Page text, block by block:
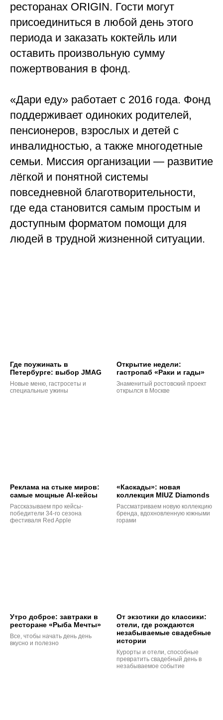
ресторанах ORIGIN. Гости могут
присоединиться в любой день этого
периода и заказать коктейль или
оставить произвольную сумму
пожертвования в фонд.
«Дари еду» работает с 2016 года. Фонд
поддерживает одиноких родителей,
пенсионеров, взрослых и детей с
инвалидностью, а также многодетные
семьи. Миссия организации — развитие
лёгкой и понятной системы
повседневной благотворительности,
где еда становится самым простым и
доступным форматом помощи для
людей в трудной жизненной ситуации.
Где поужинать в
Петербурге: выбор JMAG
Новые меню, гастросеты и
специальные ужины
Открытие недели:
гастропаб «Раки и гады»
Знаменитый ростовский проект
открылся в Москве
Реклама на стыке миров:
самые мощные AI-кейсы
Рассказываем про кейсы-
победители 34-го сезона
фестиваля Red Apple
«Каскады»: новая
коллекция MIUZ Diamonds
Рассматриваем новую коллекцию
бренда, вдохновленную южными
горами
Утро доброе: завтраки в
ресторане «Рыба Мечты»
Все, чтобы начать день день
вкусно и полезно
От экзотики до классики:
отели, где рождаются
незабываемые свадебные
истории
Курорты и отели, способные
превратить свадебный день в
незабываемое событие